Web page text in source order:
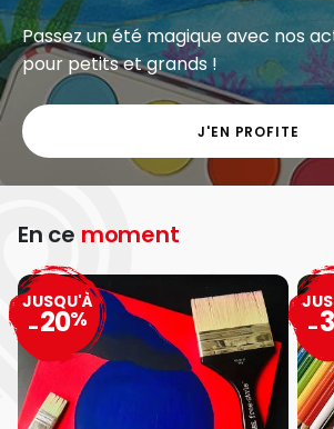
Passez un été magique avec nos
pour petits et grands !
J'EN PROFITE
En ce moment
JUSQU'À
-20% -